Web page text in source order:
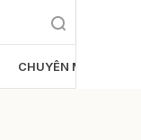
CHUYÊN MỤC